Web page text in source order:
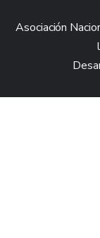
Asociación